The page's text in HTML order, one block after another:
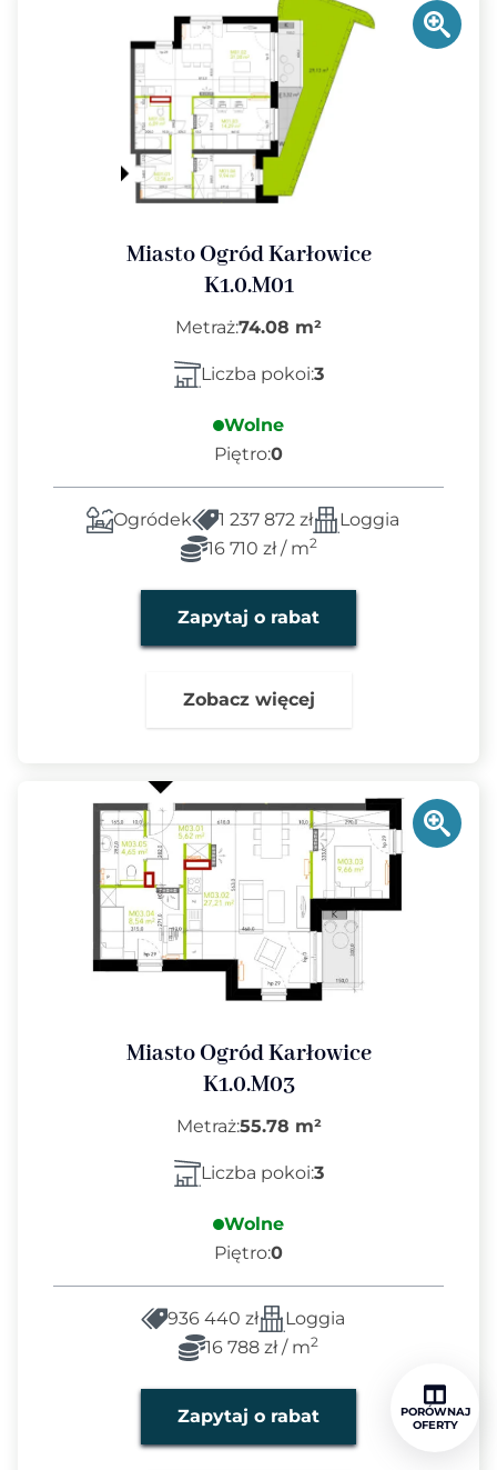
PORÓWNAJ
OFERTY
Miasto Ogród Karłowice
K1.0.M01
Metraż:74.08 m²
Liczba pokoi:3
Wolne
Piętro:0
Ogródek 1 237 872 zł
Loggia
16 710 zł / m2
Zapytaj o rabat
Zobacz więcej
Miasto Ogród Karłowice
K1.0.M03
Metraż:55.78 m²
Liczba pokoi:3
Wolne
Piętro:0
936 440 zł
Loggia
16 788 zł / m2
Zapytaj o rabat